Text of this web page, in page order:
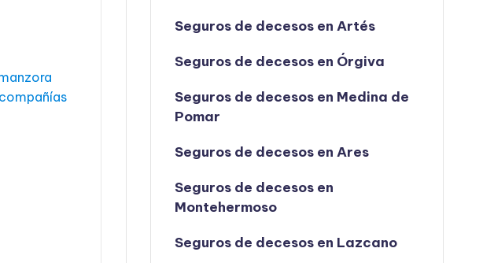
Seguros de decesos en Artés
Seguros de decesos en Órgiva
Seguros de decesos en Medina de
Pomar
Seguros de decesos en Ares
Seguros de decesos en
Montehermoso
Seguros de decesos en Lazcano